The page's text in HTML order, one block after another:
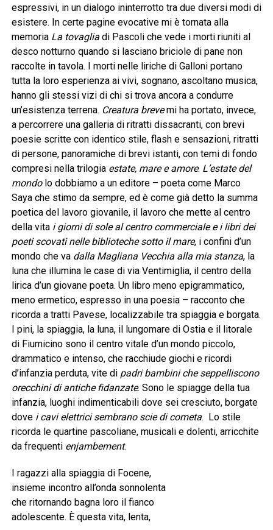
espressivi, in un dialogo ininterrotto tra due diversi modi di
esistere. In certe pagine evocative mi è tornata alla
memoria La tovagliadi Pascoli che vede i morti riuniti al
desco notturno quando si lasciano briciole di pane non
raccolte in tavola. I morti nelle liriche di Galloni portano
tutta la loro esperienza ai vivi, sognano, ascoltano musica,
hanno gli stessi vizi di chi si trova ancora a condurre
un’esistenza terrena. Creatura brevemi ha portato, invece,
a percorrere una galleria di ritratti dissacranti, con brevi
poesie scritte con identico stile, flash e sensazioni, ritratti
di persone, panoramiche di brevi istanti, con temi di fondo
compresi nella trilogia estate, mare e amore. L’estate del
mondo lo dobbiamo a un editore – poeta come Marco
Saya che stimo da sempre, ed è come già detto la summa
poetica del lavoro giovanile, il lavoro che mette al centro
della vita i giorni di sole al centro commerciale e i libri dei
poeti scovati nelle biblioteche sotto il mare, i confini d’un
mondo che va dalla Magliana Vecchia alla mia stanza, la
luna che illumina le case di via Ventimiglia, il centro della
lirica d’un giovane poeta. Un libro meno epigrammatico,
meno ermetico, espresso in una poesia – racconto che
ricorda a tratti Pavese, localizzabile tra spiaggia e borgata.
I pini, la spiaggia, la luna, il lungomare di Ostia e il litorale
di Fiumicino sono il centro vitale d’un mondo piccolo,
drammatico e intenso, che racchiude giochi e ricordi
d’infanzia perduta, vite di padri bambini che seppelliscono
orecchini di antiche fidanzate. Sono le spiagge della tua
infanzia, luoghi indimenticabili dove sei cresciuto, borgate
dove i cavi elettrici sembrano scie di cometa. Lo stile
ricorda le quartine pascoliane, musicali e dolenti, arricchite
da frequenti enjambement.
I ragazzi alla spiaggia di Focene,
insieme incontro all’onda sonnolenta
che ritornando bagna loro il fianco
adolescente. È questa vita, lenta,